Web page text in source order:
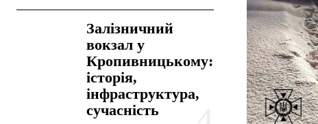
Залізничний
вокзал у
Кропивницькому:
історія,
інфраструктура,
сучасність